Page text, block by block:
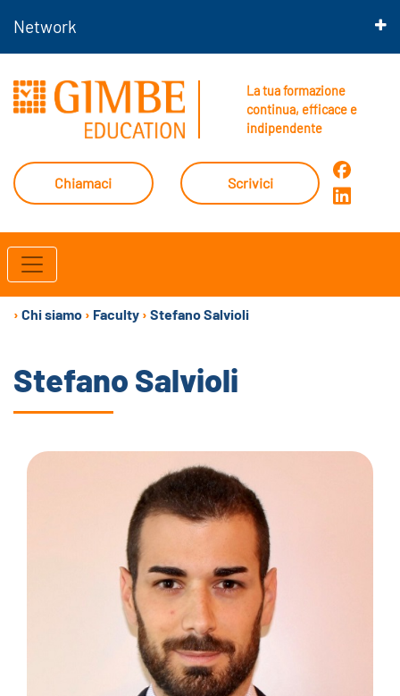
Network
La tua formazione
continua, efficace e
indipendente
Chiamaci Scrivici
› Chi siamo › Faculty › Stefano Salvioli
Stefano Salvioli